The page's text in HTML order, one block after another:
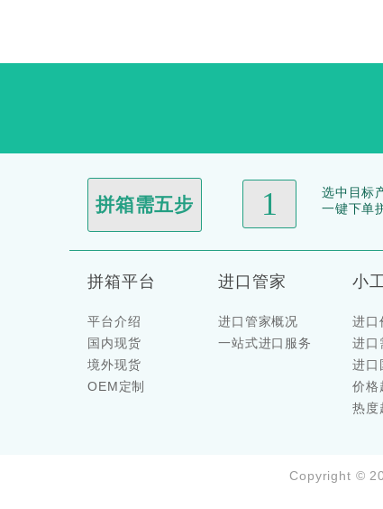
拼箱需五步 1
选中目标
一键下单
拼箱平台
平台介绍
国内现货
境外现货
OEM定制
进口管家
进口管家概况
一站式进口服务
小
进口
进口
进口
价格
热度
Copyright ©